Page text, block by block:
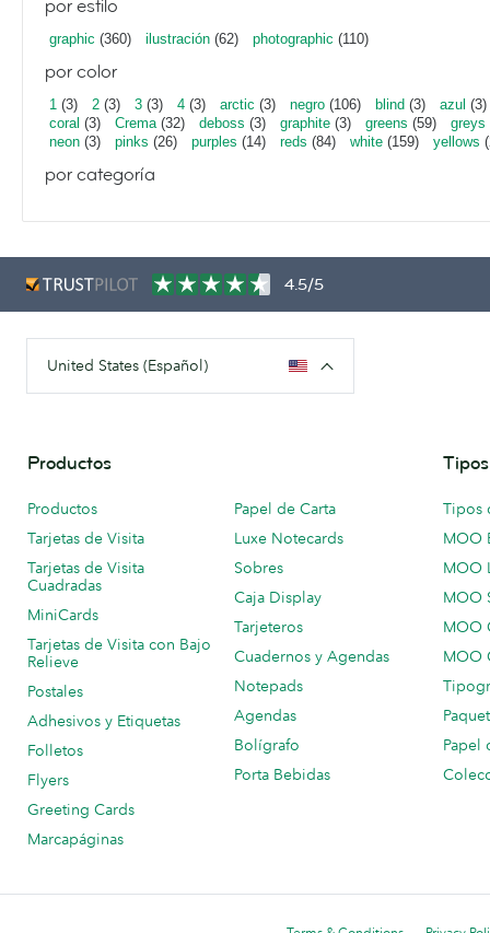
por estilo
graphic (360) ilustración (62) photographic (110)
por color
1 (3) 2 (3) 3 (3) 4 (3) arctic (3) negro (106) blind (3) azul (3)
coral (3) Crema(32) deboss (3) graphite (3) greens (59) greys
neon (3) pinks (26) purples (14) reds (84) white (159) yellows
por categoría
4.5/5
United States (Español)
Productos
Productos
Tarjetas de Visita
Tarjetas de Visita
Cuadradas
MiniCards
Tarjetas de Visita con Bajo
Relieve
Postales
Adhesivos y Etiquetas
Folletos
Flyers
Greeting Cards
Marcapáginas
Papel de Carta
Luxe Notecards
Sobres
Caja Display
Tarjeteros
Cuadernos y Agendas
Notepads
Agendas
Bolígrafo
Porta Bebidas
Tipos
MOO
MOO
MOO
MOO
MOO
Papel